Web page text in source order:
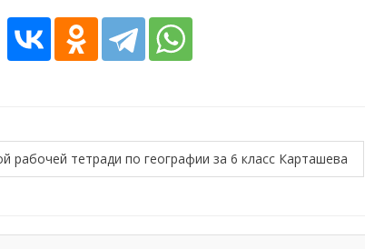
рабочей тетради по географии за 6 класс Карташева